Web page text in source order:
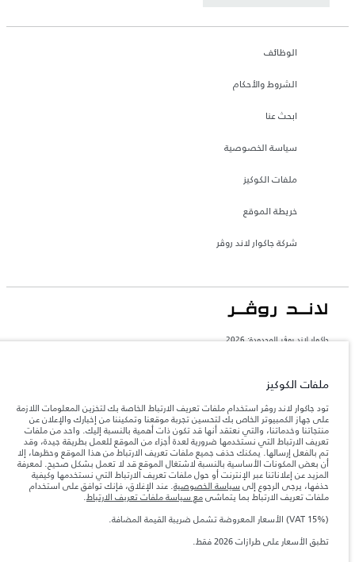
الوظائف
الشروط والأحكام
ابحث عنا
سياسة الخصوصية
ملفات الكوكيز
خريطة الموقع
شركة جاكوار لاند روڤر
جاكوار لاند روڨر المحدودة: 2026
تعكس الأوزان المذكورة مواصفات السيارة القياسية. سوف تؤثر الإكسسوارات وغيرها من
العناصر المثبتة بعد نقطة التصنيع في الحمولة. تأكد من عدم تجاوز الوزن الإجمالي للسيارة
والحمولة.
المعلومات والمواصفات والأسعار والألوان المذكورة على هذا الموقع قد تختلف من بلد إلى
آخر، كما أنّها قد تتغير بدون إشعار مسبق. الرجاء التواصل مع وكيلنا المحلي للتأكد من توفّرها
والتحقق من الأسعار.
ملاحظة مهمة حول الصور والمواصفات. إن النقص العالمي في أشباه الموصلات يؤثر حاليًا
في مواصفات تصميم السيارات وتوفر الخيارات وتوقيتات التصاميم. هذا ظرف ديناميكي
للغاية، ونتيجة لذلك، قد لا تمثّل الصور المستخدَمة ضمن موقع الويب حاليًا المواصفات الحالية
بالكامل بالنسبة إلى الميزات والخيارات والحلية ومجموعات الألوان. يرجى استشارة وكيلك الذي
سيتمكّن من تأكيد أي تقييدات حالية معك للسماح لك باتخاذ قرار مدروس
الأرقام المقدمة هي نتيجة لاختبارات المصنع الرسمية وفقاً لتشريعات الاتحاد الأوروبي. قد
ملفات الكوكيز
تود جاكوار لاند روڤر استخدام ملفات تعريف الارتباط الخاصة بك لتخزين المعلومات اللازمة
على جهاز الكمبيوتر الخاص بك لتحسين تجربة موقعنا وتمكيننا من إخبارك والإعلان عن
منتجاتنا وخدماتنا، والتي نعتقد أنها قد تكون ذات أهمية بالنسبة إليك. واحد من ملفات
تعريف الارتباط التي نستخدمها ضرورية لعدة أجزاء من الموقع للعمل بطريقة جيدة، وقد
تم بالفعل إرسالها. يمكنك حذف جميع ملفات تعريف الارتباط من هذا الموقع وحظرها، إلا
أن بعض المكونات الأساسية بالنسبة لاشتغال الموقع قد لا تعمل بشكل صحيح. لمعرفة
المزيد عن إعلاناتنا عبر الإنترنت أو حول ملفات تعريف الارتباط التي نستخدمها وكيفية
حذفها، يرجى الرجوع إلى سياسة الخصوصية. عند الإغلاق، فإنك توافق على استخدام
ملفات تعريف الارتباط بما يتماشىمع سياسة ملفات تعريف الارتباط.
(VAT 15%) الأسعار المعروضة تشمل ضريبة القيمة المضافة.
تطبق الأسعار على طرازات 2026 فقط.‎